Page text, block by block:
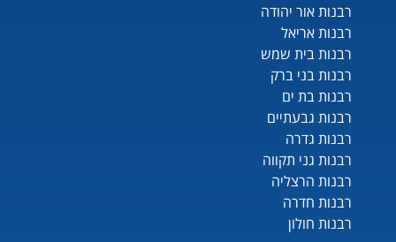
רבנות אור יהודה
רבנות אריאל
רבנות בית שמש
רבנות בני ברק
רבנות בת ים
רבנות גבעתיים
רבנות גדרה
רבנות גני תקווה
רבנות הרצליה
רבנות חדרה
רבנות חולון